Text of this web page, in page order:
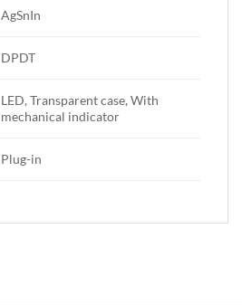
AgSnIn
DPDT
LED, Transparent case, With
mechanical indicator
Plug-in